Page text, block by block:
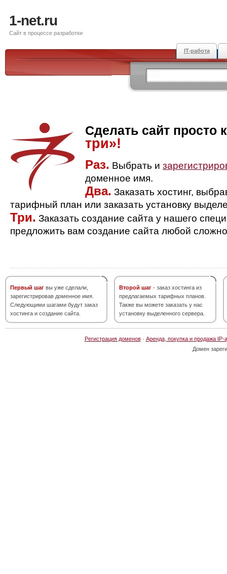
1-net.ru
Сайт в процессе разработки
IT-работа
Сделать сайт просто
три»!
Раз. Выбрать и
доменное имя.
Два. Заказать хостинг,
тарифный план или заказать установку
Три. Заказать создание сайта у нашего
предложить вам создание сайта любой
Первый шаг вы уже сделали,
зарегистрировав доменное имя.
Следующими шагами будут заказ
хостинга и создание сайта.
Второй шаг - заказ хостинга из
предлагаемых тарифных планов.
Также вы можете заказать у нас
установку выделенного сервера.
Регистрация доменов· Аренда, покупка и продажа IP-
Домен